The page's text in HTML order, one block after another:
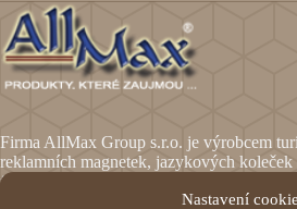
Nastavení
Firma AllMax Group s.r.o. je výrobcem
reklamních magnetek, jazykových koleček
fólií.